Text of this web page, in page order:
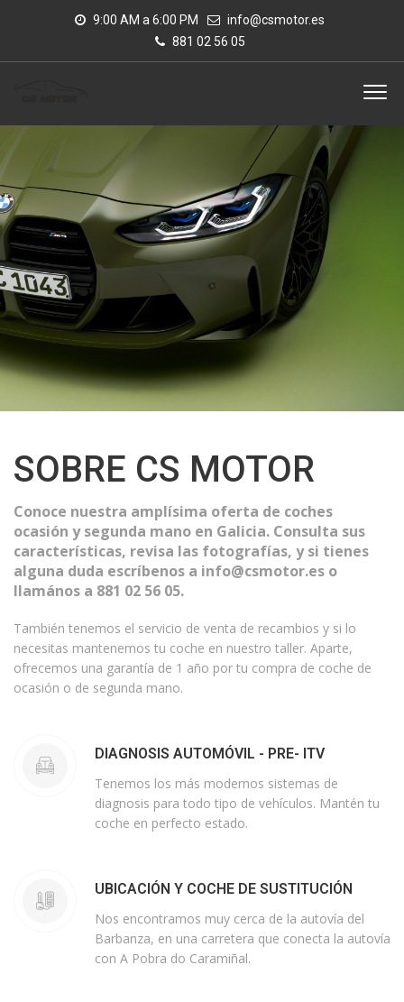
9:00 AM a 6:00 PM
info@csmotor.es
881 02 56 05
SOBRE CS MOTOR
Conoce nuestra amplísima oferta de coches
ocasión y segunda mano en Galicia. Consulta sus
características, revisa las fotografías, y si tienes
alguna duda escríbenos a info@csmotor.es o
llamános a 881 02 56 05.
También tenemos el servicio de venta de recambios y si lo
necesitas mantenemos tu coche en nuestro taller. Aparte,
ofrecemos una garantía de 1 año por tu compra de coche de
ocasión o de segunda mano.
DIAGNOSIS AUTOMÓVIL - PRE- ITV
Tenemos los más modernos sistemas de
diagnosis para todo tipo de vehículos. Mantén tu
coche en perfecto estado.
UBICACIÓN Y COCHE DE SUSTITUCIÓN
Nos encontramos muy cerca de la autovía del
Barbanza, en una carretera que conecta la autovía
con A Pobra do Caramiñal.